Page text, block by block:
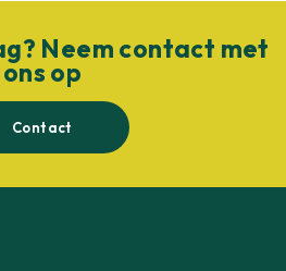
Neem contact met
ons op
Contact